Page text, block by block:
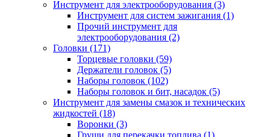
Инструмент для электрооборудования (3)
Инструмент для систем зажигания (1)
Прочий инструмент для
электрооборудования (2)
Головки (171)
Торцевые головки (59)
Держатели головок (5)
Наборы головок (102)
Наборы головок и бит, насадок (5)
Инструмент для замены смазок и технических
жидкостей (18)
Воронки (3)
Груши для перекачки топлива (1)